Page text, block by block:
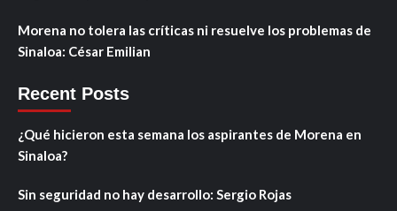
Morena no tolera las críticas ni resuelve los problemas de
Sinaloa: César Emilian
Recent Posts
¿Qué hicieron esta semana los aspirantes de Morena en
Sinaloa?
Sin seguridad no hay desarrollo: Sergio Rojas